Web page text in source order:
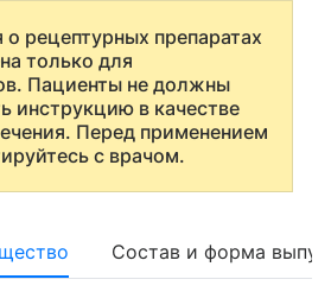
рецептурных препаратах
только для
Пациенты не должны
инструкцию в качестве
Перед применением
с врачом.
Состав и форма